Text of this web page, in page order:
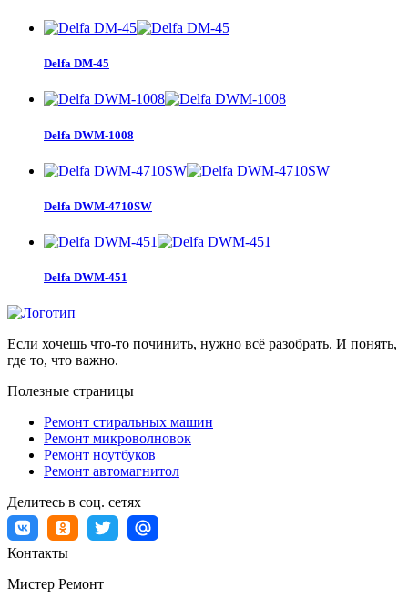
Delfa DM-45
Delfa DWM-1008
Delfa DWM-4710SW
Delfa DWM-451
Если хочешь что-то починить, нужно всё разобрать. И понять,
где то, что важно.
Полезные страницы
Ремонт стиральных машин
Ремонт микроволновок
Ремонт ноутбуков
Ремонт автомагнитол
Делитесь в соц. сетях
Контакты
Мистер Ремонт